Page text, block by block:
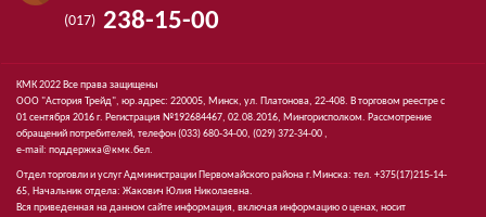
(017) 238-15-00
КМК 2022 Все права защищены
ООО "Астория Трейд", юр.адрес: 220005, Минск, ул. Платонова, 22-408. В торговом реестре с
01 сентября 2016 г. Регистрация №192684467, 02.08.2016, Мингорисполком. Рассмотрение
обращений потребителей, телефон(033)680-34-00, (029)372-34-00 ,
e-mail: поддержка@кмк.бел.
Отдел торговли и услуг Администрации Первомайского района г.Минска: тел. +375(17)215-14-
65, Начальник отдела: Жакович Юлия Николаевна.
Вся приведенная на данном сайте информация, включая информацию о ценах, носит